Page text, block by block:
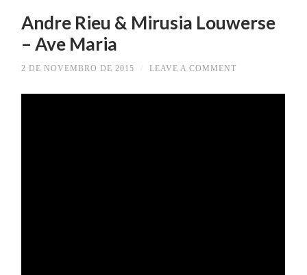
Andre Rieu & Mirusia Louwerse
– Ave Maria
2 DE NOVEMBRO DE 2015 LEAVE A COMMENT